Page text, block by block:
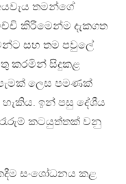
තමන්ගේ
කිරීමෙන්ම දැකගත
සහ තම පවුලේ
කරමින් සිදුකළ
ලෙස පමණක්
හැකිය. ඉන් පසු දේශීය
කටයුත්තක් වනු
සංශෝධනය කළ